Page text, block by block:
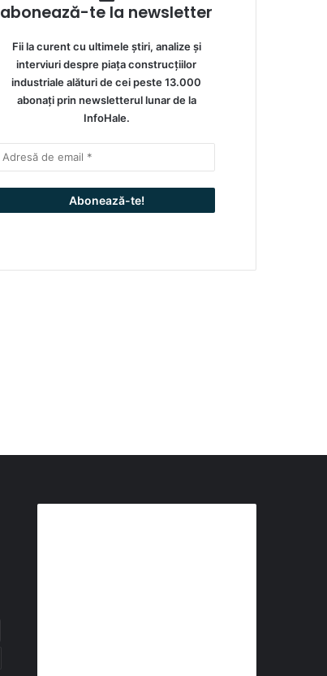
abonează-te la newsletter
Fii la curent cu ultimele știri, analize și
interviuri despre piața construcțiilor
industriale alături de cei peste 13.000
abonați prin newsletterul lunar de la
InfoHale.